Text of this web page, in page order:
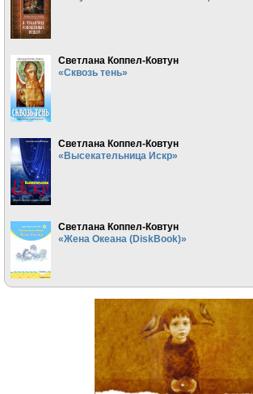
Светлана Коппел-Ковтун
«Сквозь тень»
Светлана Коппел-Ковтун
«Высекательница Искр»
Светлана Коппел-Ковтун
«Жена Океана (DiskBook)»